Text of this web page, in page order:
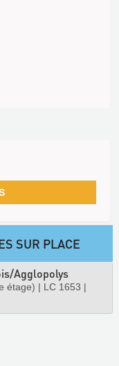
SUR PLACE
Agglopolys
étage) | LC 1653 |